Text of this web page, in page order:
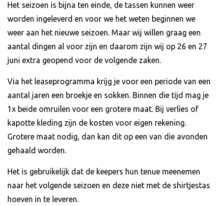
Het seizoen is bijna ten einde, de tassen kunnen weer
worden ingeleverd en voor we het weten beginnen we
weer aan het nieuwe seizoen. Maar wij willen graag een
aantal dingen al voor zijn en daarom zijn wij op 26 en 27
juni extra geopend voor de volgende zaken.
Via het leaseprogramma krijg je voor een periode van een
aantal jaren een broekje en sokken. Binnen die tijd mag je
1x beide omruilen voor een grotere maat. Bij verlies of
kapotte kleding zijn de kosten voor eigen rekening.
Grotere maat nodig, dan kan dit op een van die avonden
gehaald worden.
Het is gebruikelijk dat de keepers hun tenue meenemen
naar het volgende seizoen en deze niet met de shirtjestas
hoeven in te leveren.